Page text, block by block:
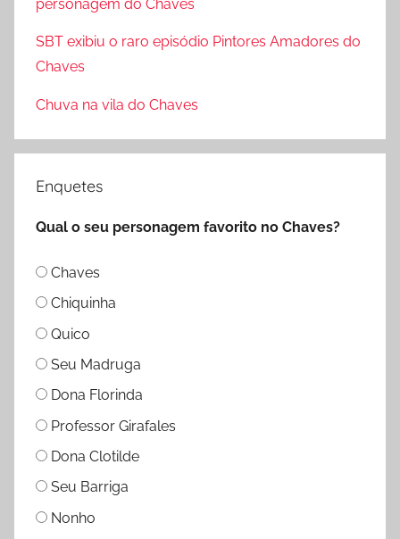
r
:
personagem do Chaves
SBT exibiu o raro episódio Pintores Amadores do
Chaves
Chuva na vila do Chaves
Enquetes
Qual o seu personagem favorito no Chaves?
Chaves
Chiquinha
Quico
Seu Madruga
Dona Florinda
Professor Girafales
Dona Clotilde
Seu Barriga
Nonho